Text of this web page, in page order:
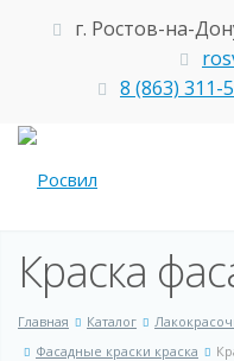
г. Ростов-на-
8 (863) 311-
Краска
Главная Каталог
Фасадные краски краска